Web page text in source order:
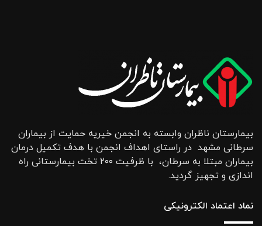
بیمارستان ناظران وابسته به انجمن خیریه حمایت از بیماران
سرطانی مشهد در راستای اهداف انجمن با هدف تکمیل درمان
بیماران مبتلا به سرطان، با ظرفیت ۲۰۰ تخت بیمارستانی راه
اندازی و تجهیز گردید.
نماد اعتماد الکترونیکی